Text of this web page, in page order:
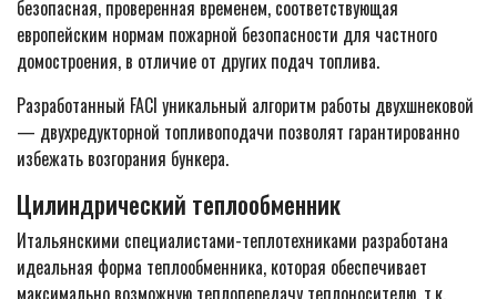
безопасная, проверенная временем, соответствующая
европейским нормам пожарной безопасности для частного
домостроения, в отличие от других подач топлива.
Разработанный FACI уникальный алгоритм работы двухшнековой
— двухредукторной топливоподачи позволят гарантированно
избежать возгорания бункера.
Цилиндрический теплообменник
Итальянскими специалистами-теплотехниками разработана
идеальная форма теплообменника, которая обеспечивает
максимально возможную теплопередачу теплоносителю, т.к.